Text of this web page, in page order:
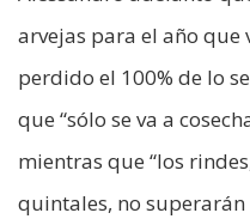
arvejas para el año que
perdido el 100% de lo
que “sólo se va a
mientras que “los
quintales, no superarán